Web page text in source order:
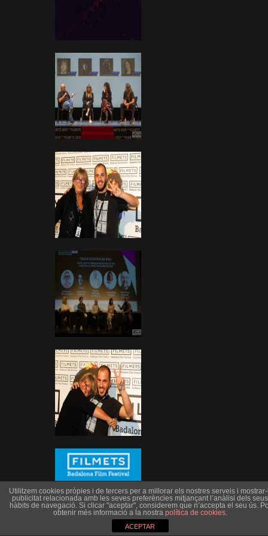
Utilitzem cookies pròpies i de tercers per a millorar els nostres serveis i
publicitat relacionada amb les seves preferències mitjançant l’anàlisi dels seus
hàbits de navegació. Si clicar "aceptar", considerem que n’accepta el seu ús.
obtenir més informació a la nostra política de cookies.
ACEPTAR